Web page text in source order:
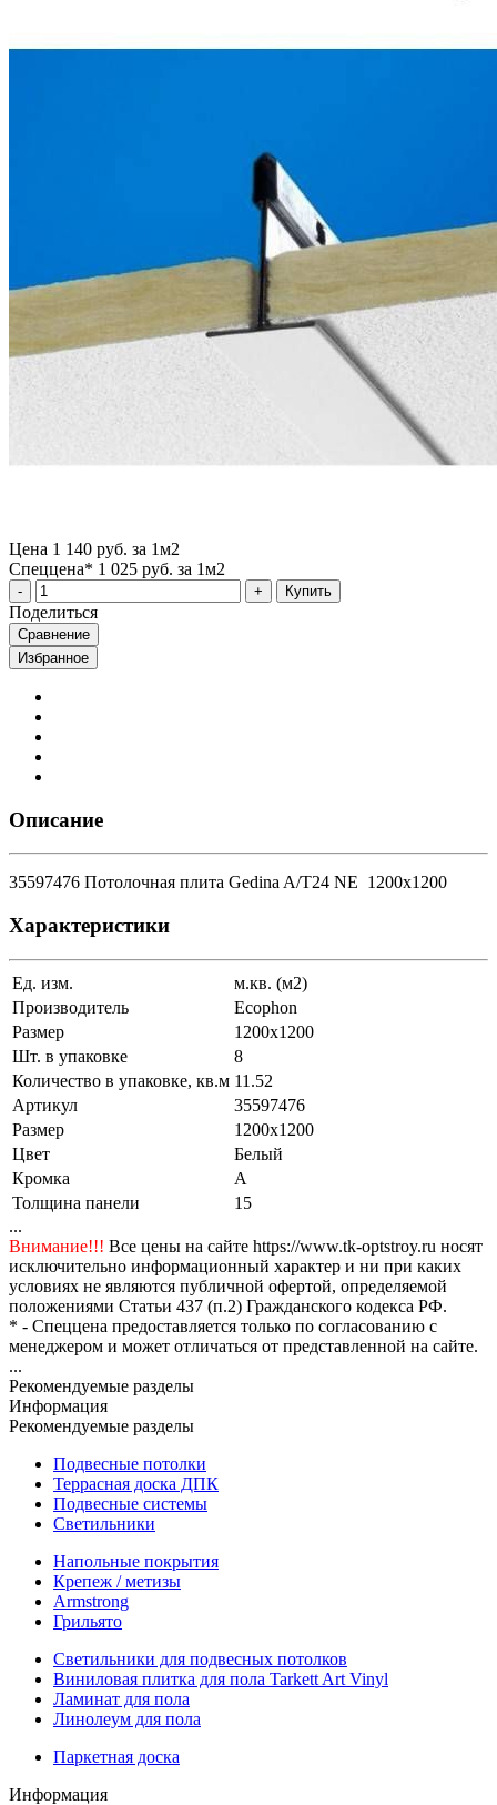
Цена 1 140 руб. за 1м2
Спеццена* 1 025 руб. за 1м2
Купить
Поделиться
Сравнение
Избранное
Описание
35597476 Потолочная плита Gedina A/T24 NE 1200x1200
Характеристики
Ед. изм.
м.кв. (м2)
Производитель
Ecophon
Размер
1200x1200
Шт. в упаковке
8
Количество в упаковке, кв.м 11.52
Артикул
35597476
Размер
1200x1200
Цвет
Белый
Кромка
A
Толщина панели
15
...
Внимание!!! Все цены на сайте https://www.tk-optstroy.ru носят
исключительно информационный характер и ни при каких
условиях не являются публичной офертой, определяемой
положениями Статьи 437 (п.2) Гражданского кодекса РФ.
* - Спеццена предоставляется только по согласованию с
менеджером и может отличаться от представленной на сайте.
...
Рекомендуемые разделы
Информация
Рекомендуемые разделы
Подвесные потолки
Террасная доска ДПК
Подвесные системы
Светильники
Напольные покрытия
Крепеж / метизы
Armstrong
Грильято
Светильники для подвесных потолков
Виниловая плитка для пола Tarkett Art Vinyl
Ламинат для пола
Линолеум для пола
Паркетная доска
Информация